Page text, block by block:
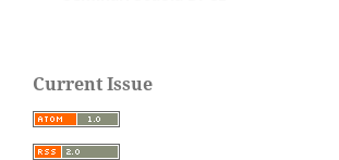
Current Issue